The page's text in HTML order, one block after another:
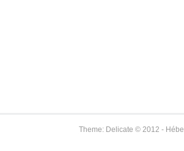
Theme: Delicate © 2012 -